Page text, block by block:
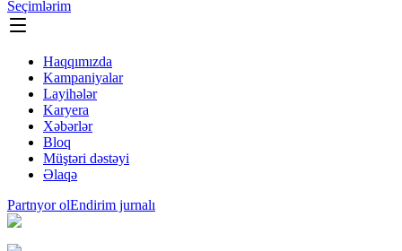
Seçimlərim
Haqqımızda
Kampaniyalar
Layihələr
Karyera
Xəbərlər
Bloq
Müştəri dəstəyi
Əlaqə
Partnyor olEndirim jurnalı